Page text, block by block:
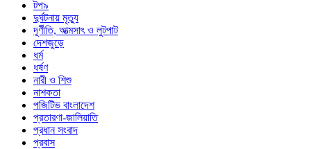
টপ৯
দুর্ঘটনায় মৃত্যু
দূর্ণীতি, আত্মসাৎ ও লুটপাট
দেশজুড়ে
ধর্ম
ধর্ষণ
নারী ও শিশু
নাশকতা
পজিটিভ বাংলাদেশ
প্রতারণা-জালিয়াতি
প্রধান সংবাদ
প্রবাস